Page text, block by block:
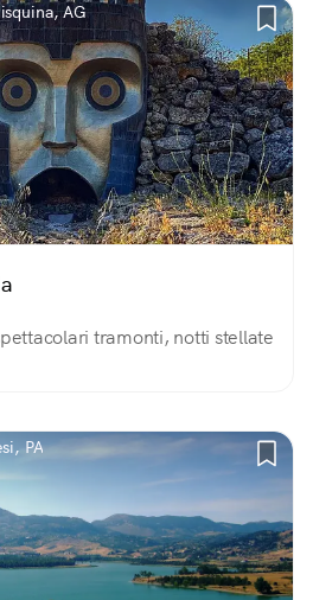
AG
tramonti, notti stellate
PA